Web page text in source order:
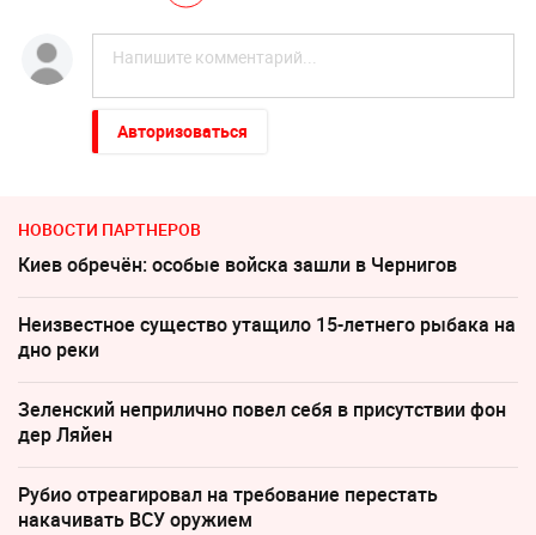
Авторизоваться
НОВОСТИ ПАРТНЕРОВ
Киев обречён: особые войска зашли в Чернигов
Неизвестное существо утащило 15-летнего рыбака на
дно реки
Зеленский неприлично повел cебя в присутствии фон
дер Ляйен
Рубио отреагировал на требование перестать
накачивать ВСУ оружием